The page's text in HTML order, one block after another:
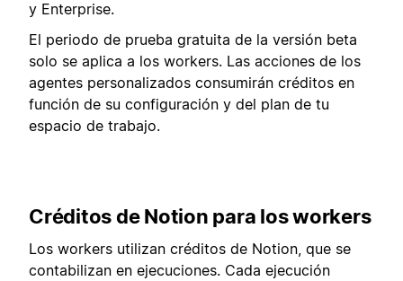
y Enterprise.
El periodo de prueba gratuita de la versión beta
solo se aplica a los workers. Las acciones de los
agentes personalizados consumirán créditos en
función de su configuración y del plan de tu
espacio de trabajo.
Créditos de Notion para los workers
Los workers utilizan créditos de Notion, que se
contabilizan en ejecuciones. Cada ejecución